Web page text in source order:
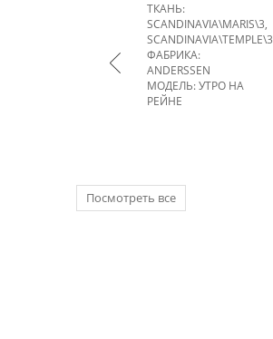
ТКАНЬ:
SCANDINAVIA\MARIS\3,
SCANDINAVIA\TEMPLE\3
ФАБРИКА:
ANDERSSEN
МОДЕЛЬ: УТРО НА
РЕЙНЕ
Посмотреть все